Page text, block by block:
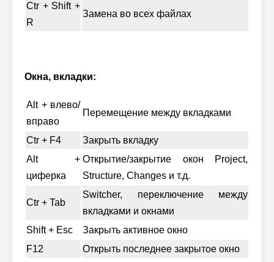
Ctr + Shift +
R
Замена во всех файлах
Окна, вкладки:
Alt + влево/
вправо
Перемещение между вкладками
Ctr + F4
Закрыть вкладку
Alt +
циферка
Открытие/закрытие окон Project,
Structure, Changes и т.д.
Ctr + Tab
Switcher, переключение между
вкладками и окнами
Shift + Esc
Закрыть активное окно
F12
Открыть последнее закрытое окно